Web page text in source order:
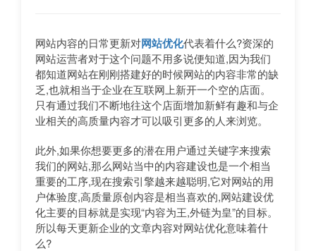
网站内容的日常更新对网站优化代表着什么?资深的
网站运营者对于这个问题不用多说便知道,因为我们
都知道网站在刚刚搭建好的时候网站的内容非常的缺
乏,也就相当于企业在互联网上新开一个空的店面。
只有通过我们不断地往这个店面增加新鲜有趣和与企
业相关的高质量内容才可以吸引更多的人来浏览。
此外,如果你想要更多的潜在用户通过关键字来搜索
我们的网站,那么网站当中的内容建设也是一个相当
重要的工序,现在搜索引擎越来越聪明,它对网站的用
户体验度,高质量原创内容是相当喜欢的,网站建设优
化主要的目标就是实现“内容为王,外链为皇”的目标。
所以每天更新企业的文章内容对网站优化意味着什
么?